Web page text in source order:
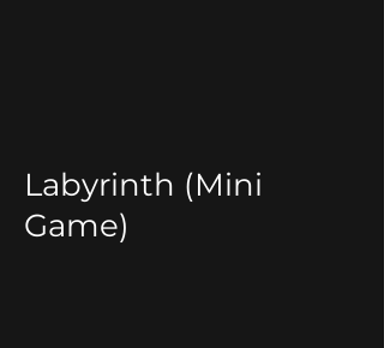
Labyrinth (Mini
Game)